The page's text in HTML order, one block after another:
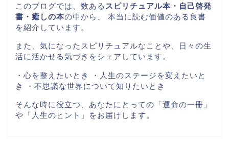
このブログでは、数ある スピリチュアル本・自己啓発
書・癒しの本の中から、 本当に読む価値のある良書
を紹介しています。
また、気になったスピリチュアルなことや、日々の生
活に活かせる気づきをシェアしています。
・心を整えたいとき ・人生のステージを変えたいと
き ・不思議な世界について知りたいとき
そんな時に役立つ、あなたにとっての「運命の一冊」
や「人生のヒント」をお届けします。